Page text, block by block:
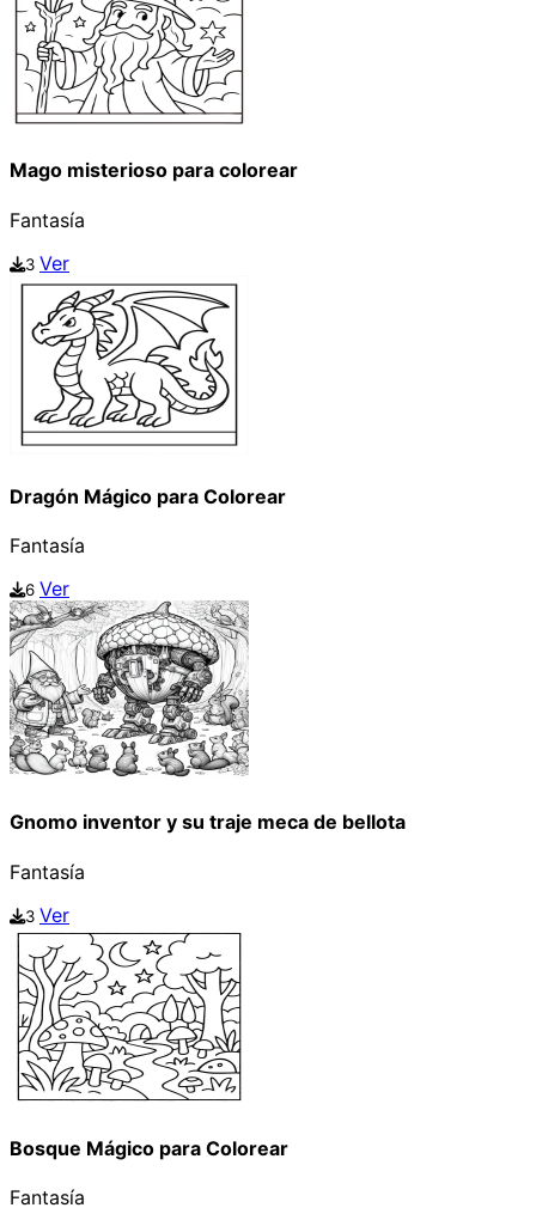
Mago misterioso para colorear
Fantasía
3 Ver
Dragón Mágico para Colorear
Fantasía
6 Ver
Gnomo inventor y su traje meca de bellota
Fantasía
3 Ver
Bosque Mágico para Colorear
Fantasía